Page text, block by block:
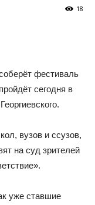
18
фестиваль
сегодня в
вузов и ссузов,
на суд зрителей
уже ставшие